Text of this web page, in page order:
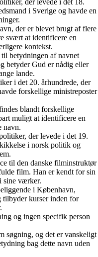
i Sverige og havde en
der er blevet brugt af flere
svært at identificere en
kontekst.
betydningen af navnet
betyder Gud er nådig eller
lande.
i det 20. århundrede, der
forskellige ministreposter
blandt forskellige
muligt at identificere en
navn.
der levede i det 19.
i norsk politik og
til den danske filminstruktør
film. Han er kendt for sin
sine værker.
i København,
kurser inden for
og ingen specifik person
søgning, og det er vanskeligt
bag dette navn uden